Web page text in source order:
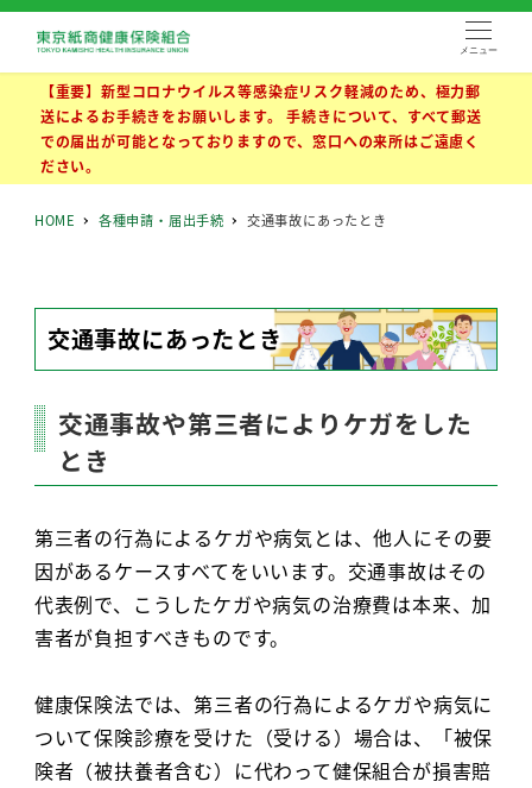
メニュー
【重要】新型コロナウイルス等感染症リスク軽減のため、極力郵
送によるお手続きをお願いします。 手続きについて、すべて郵送
での届出が可能となっておりますので、窓口への来所はご遠慮く
ださい。
HOME 各種申請・届出手続 交通事故にあったとき
交通事故にあったとき
交通事故や第三者によりケガをした
とき
第三者の行為によるケガや病気とは、他人にその要
因があるケースすべてをいいます。交通事故はその
代表例で、こうしたケガや病気の治療費は本来、加
害者が負担すべきものです。
健康保険法では、第三者の行為によるケガや病気に
ついて保険診療を受けた（受ける）場合は、「被保
険者（被扶養者含む）に代わって健保組合が損害賠